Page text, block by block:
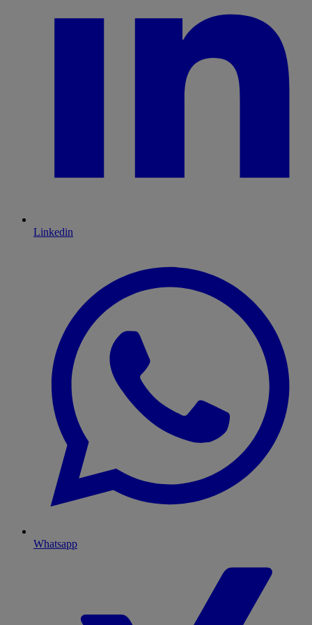
Linkedin
Whatsapp